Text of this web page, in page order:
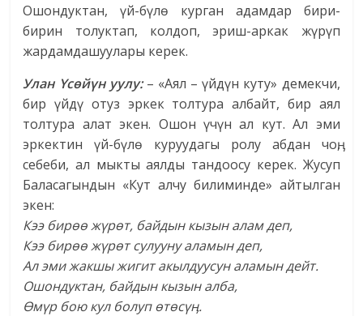
Ошондуктан, үй-бүлө курган адамдар бири-
бирин толуктап, колдоп, эриш-аркак жүрүп
жардамдашуулары керек.
Улан Үсөйүн уулу:– «Аял – үйдүн куту» демекчи,
бир үйдү отуз эркек толтура албайт, бир аял
толтура алат экен. Ошон үчүн ал кут. Ал эми
эркектин үй-бүлө куруудагы ролу абдан чоӊ,
себеби, ал мыкты аялды тандоосу керек. Жусуп
Баласагындын «Кут алчу билиминде» айтылган
экен:
Кээ бирөө жүрөт, байдын кызын алам деп,
Кээ бирөө жүрөт сулууну аламын деп,
Ал эми жакшы жигит акылдуусун аламын дейт.
Ошондуктан, байдын кызын алба,
Өмүр бою кул болуп өтөсүӊ.